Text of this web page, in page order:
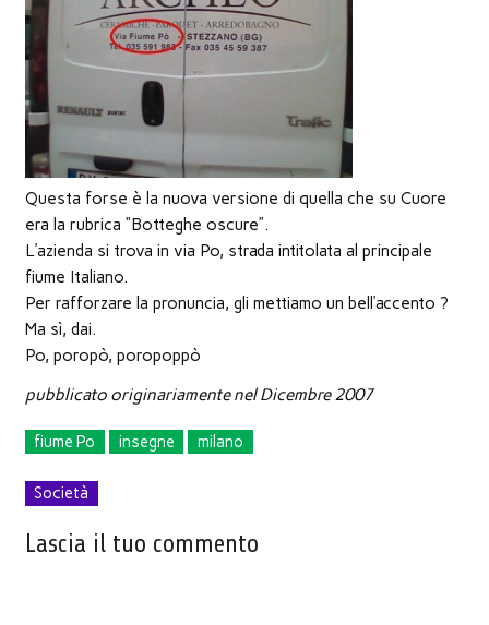
nuova
finestra)
Questa forse è la nuova versione di quella che su Cuore
era la rubrica “Botteghe oscure”.
L’azienda si trova in via Po, strada intitolata al principale
fiume Italiano.
Per rafforzare la pronuncia, gli mettiamo un bell’accento ?
Ma sì, dai.
Po, poropò, poropoppò
pubblicato originariamente nel Dicembre 2007
fiume Po insegne milano
Società
Lascia il tuo commento